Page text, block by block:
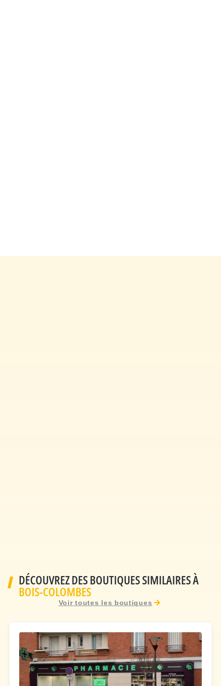
DÉCOUVREZ DES BOUTIQUES SIMILAIRES À
BOIS-COLOMBES
Voir toutes les boutiques